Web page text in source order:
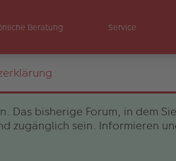
Beratung Service
Das bisherige Forum, in dem
zugänglich sein. Informieren